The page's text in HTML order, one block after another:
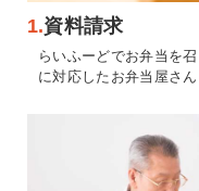
1.資料請求
らいふーどでお弁当を
に対応したお弁当屋さ